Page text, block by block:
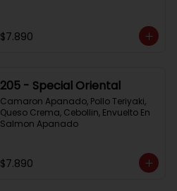
$7.890
205 - Special Oriental
Camaron Apanado, Pollo Teriyaki,
Queso Crema, Cebollin, Envuelto En
Salmon Apanado
$7.890